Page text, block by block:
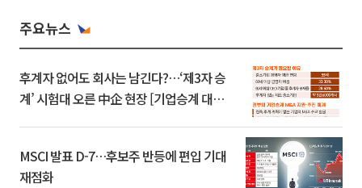
주요뉴스
후계자 없어도 회사는 남긴다?…‘제3자 승
계’ 시험대 오른 中企 현장 [기업승계 대전
MSCI 발표 D-7…후보주 반등에 편입 기대
재점화